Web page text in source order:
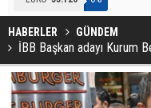
HABERLER GÜNDEM
İBB Başkan adayı Kurum